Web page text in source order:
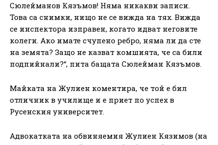
Сюлейманов Кязъмов! Няма никакви записи.
Това са снимки, нищо не се вижда на тях. Вижда
се инспектора изправен, когато идват неговите
колеги. Ако имате счупено ребро, няма ли да сте
на земята? Защо не казват комшията, че са били
подпийнали?“, пита бащата Сюлейман Кязъмов.
Майката на Жулиен коментира, че той е бил
отличник в училище и е приет по успех в
Русенския университет.
Адвокатката на обвиняемия Жулиен Кязимов (на